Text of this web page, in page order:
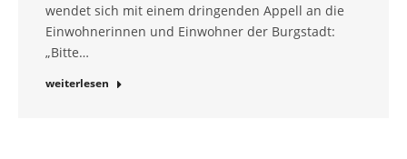
wendet sich mit einem dringenden Appell an die
Einwohnerinnen und Einwohner der Burgstadt:
„Bitte…
weiterlesen